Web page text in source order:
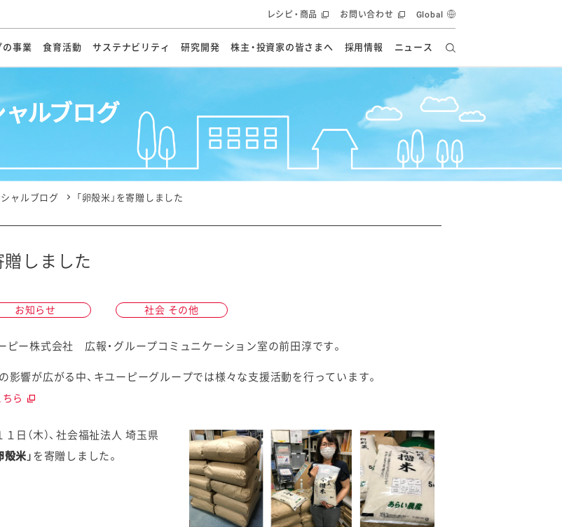
の事業 食育活動
オープンキッチン（工場見学） マヨテラス（見学施設）
食に関する情報提供
オフィシャルブログ
サステナビリティ
生物多様性の保全 食と健康への貢献
ガバナンス
各種報告書
社会・環境活動の歴史
統合報告書
研究開発
研究開発スタイル 学会発表・論文 イノベーションストーリー
株主・投資家の皆さまへ
株式情報 IRカレンダー
ディスクロージャーポリシー 電子公告 統合報告書
採用情報 ニュース
レシピ・商品
体験・エンタメ
お問い合わせ Global
贈しました
お知らせ 社会 その他
ー株式会社 広報・グループコミュニケーション室の前田淳です。
影響が広がる中、キユーピーグループでは様々な支援活動を行っています。
ら
日（木）、社会福祉法人 埼玉県
殻米」 を寄贈しました。
ャルブログ 「卵殻米」を寄贈しました